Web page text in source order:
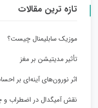
تازه ترین مقالات
موزیک سابلیمنال چیست؟
تأثیر مدیتیشن بر مغز
اثر نورون‌های آینه‌ای بر
نقش آمیگدال در اضطراب و